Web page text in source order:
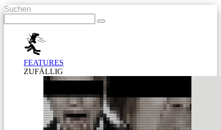
Suchen
FEATURES
ZUFÄLLIG